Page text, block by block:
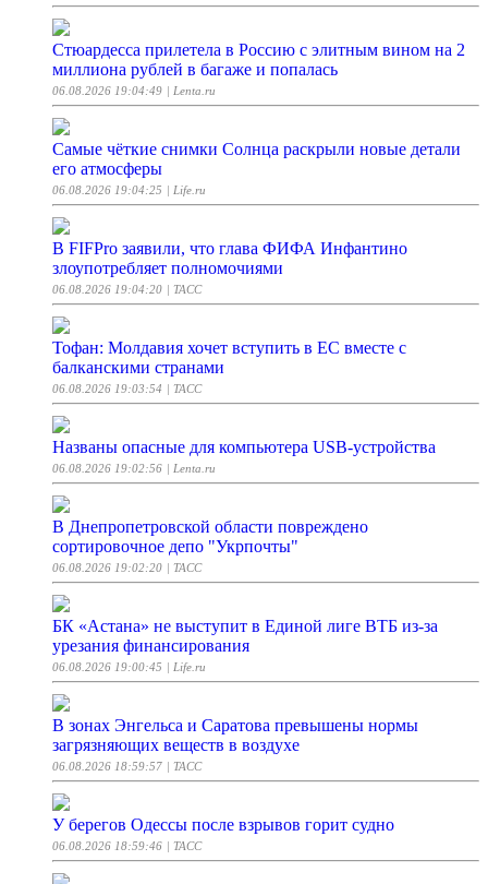
Стюардесса прилетела в Россию с элитным вином на 2
миллиона рублей в багаже и попалась
06.08.2026 19:04:49 | Lenta.ru
Самые чёткие снимки Солнца раскрыли новые детали
его атмосферы
06.08.2026 19:04:25 | Life.ru
В FIFPro заявили, что глава ФИФА Инфантино
злоупотребляет полномочиями
06.08.2026 19:04:20 | ТАСС
Тофан: Молдавия хочет вступить в ЕС вместе с
балканскими странами
06.08.2026 19:03:54 | ТАСС
Названы опасные для компьютера USB-устройства
06.08.2026 19:02:56 | Lenta.ru
В Днепропетровской области повреждено
сортировочное депо "Укрпочты"
06.08.2026 19:02:20 | ТАСС
БК «Астана» не выступит в Единой лиге ВТБ из-за
урезания финансирования
06.08.2026 19:00:45 | Life.ru
В зонах Энгельса и Саратова превышены нормы
загрязняющих веществ в воздухе
06.08.2026 18:59:57 | ТАСС
У берегов Одессы после взрывов горит судно
06.08.2026 18:59:46 | ТАСС